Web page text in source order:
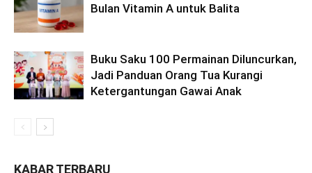
Bulan Vitamin A untuk Balita
Buku Saku 100 Permainan Diluncurkan,
Jadi Panduan Orang Tua Kurangi
Ketergantungan Gawai Anak
KABAR TERBARU